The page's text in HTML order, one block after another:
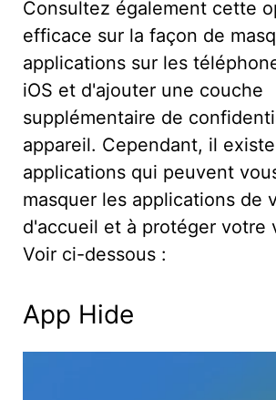
Consultez également cette
efficace sur la façon de
applications sur les
iOS et d'ajouter une couche
supplémentaire de
appareil. Cependant, il
applications qui peuvent
masquer les applications de
d'accueil et à protéger votre
Voir ci-dessous :
App Hide